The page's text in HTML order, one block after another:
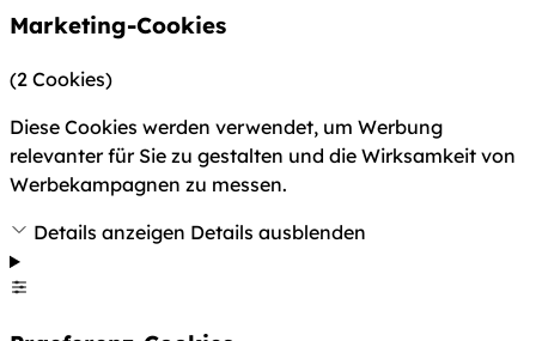
Marketing-Cookies
(2 Cookies)
Diese Cookies werden verwendet, um Werbung
relevanter für Sie zu gestalten und die Wirksamkeit von
Werbekampagnen zu messen.
Details anzeigen Details ausblenden